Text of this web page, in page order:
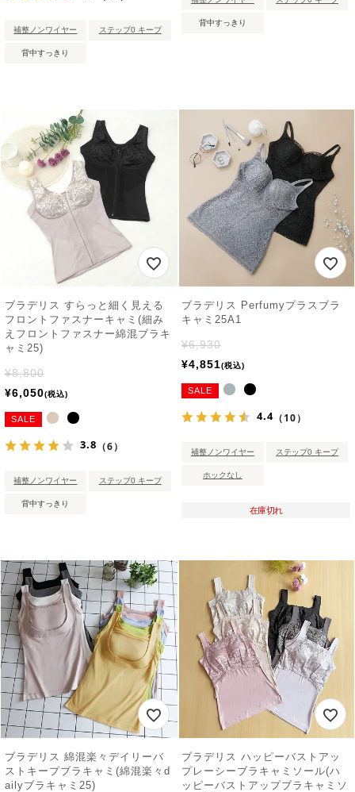
補整ノンワイヤー ステップ0 キープ
背中すっきり
背中すっきり
ブラデリス すらっと細く見える
フロントファスナーキャミ(細み
えフロントファスナー綿混ブラキ
ャミ25)
¥8,800
¥6,050 税込
SALE
3.8 （6）
補整ノンワイヤー ステップ0 キープ
背中すっきり
ブラデリス Perfumyプラスブラ
キャミ25A1
¥6,930
¥4,851 税込
SALE
4.4 （10）
補整ノンワイヤー ステップ0 キープ
ホックなし
在庫切れ
ブラデリス 綿混楽々デイリーバ
ストキープブラキャミ(綿混楽々d
ailyブラキャミ25)
ブラデリス ハッピーバストアッ
プレーシーブラキャミソール(ハ
ッピーバストアップブラキャミソ